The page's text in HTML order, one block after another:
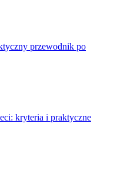
przewodnik po
kryteria i praktyczne